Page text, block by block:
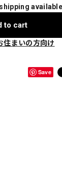
to cart
住まいの方向け
Save